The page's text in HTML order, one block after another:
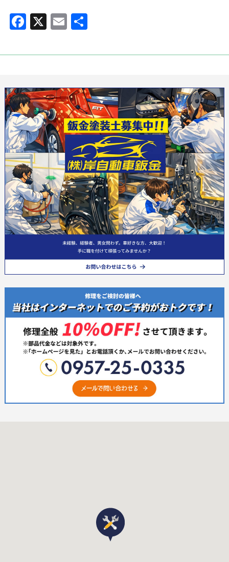
Facebook
X Email